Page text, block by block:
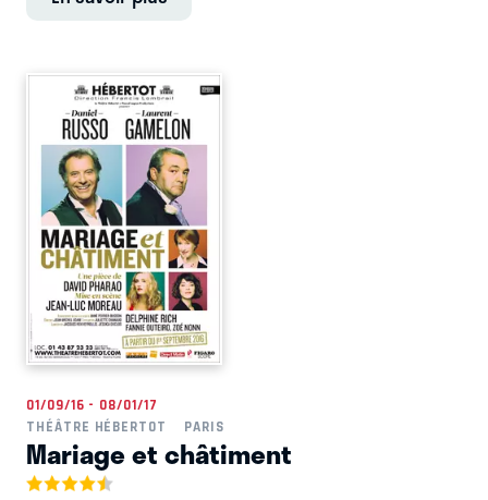
01/09/16 - 08/01/17
THÉÂTRE HÉBERTOT
PARIS
Mariage et châtiment